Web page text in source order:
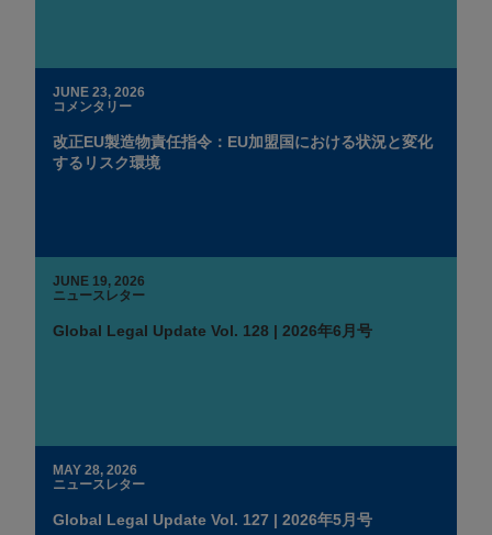
JUNE 23, 2026
コメンタリー
改正EU製造物責任指令：EU加盟国における状況と変化
するリスク環境
JUNE 19, 2026
ニュースレター
Global Legal Update Vol. 128 | 2026年6月号
MAY 28, 2026
ニュースレター
Global Legal Update Vol. 127 | 2026年5月号